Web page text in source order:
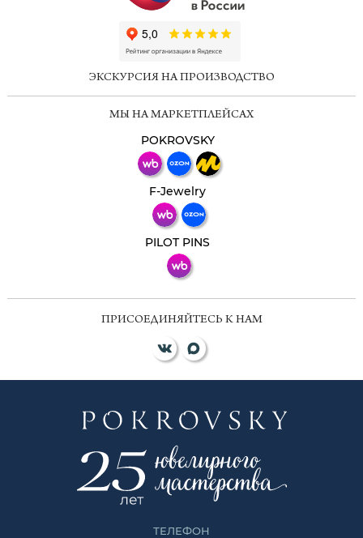
ЭКСКУРСИЯ НА ПРОИЗВОДСТВО
МЫ НА МАРКЕТПЛЕЙСАХ
POKROVSKY
F-Jewelry
PILOT PINS
ПРИСОЕДИНЯЙТЕСЬ К НАМ
ТЕЛЕФОН